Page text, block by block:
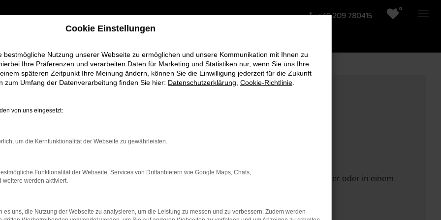
0
+49 209 780415
das Laden bestimmter Seiten verhindern. Funktioniert die Seite in einem anderen Browser oder in einem
zu beheben.
Cookie Einstellungen
bestmögliche Nutzung unserer Webseite zu ermöglichen und unsere Kommunikation mit Ihnen zu
Ihre Präferenzen und verarbeiten Daten für Marketing und Statistiken nur, wenn Sie uns Ihre
späteren Zeitpunkt Ihre Meinung ändern, können Sie die Einwilligung jederzeit für die Zukunft
zum Umfang der Datenverarbeitung finden Sie hier: Datenschutzerklärung Cookie-Richtlinie
von uns eingesetzt:
um die Kernfunktionalität der Webseite zu gewährleisten.
Funktionalität der Webseite. Services von Drittanbietern wie Google Maps, Chats,
weitere werden aktiviert.
es uns, die Nutzung der Webseite zu analysieren, um die Leistung zu messen und zu verbessern. Zudem werden